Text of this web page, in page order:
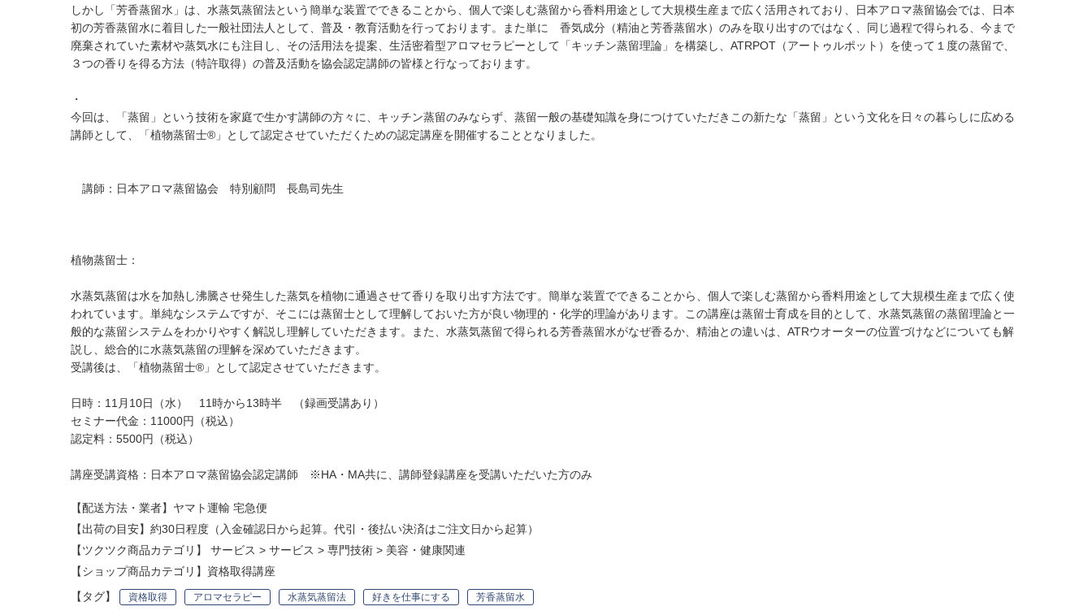
しかし「芳香蒸留水」は、水蒸気蒸留法という簡単な装置でできることから、個人で楽しむ蒸留から香料用途として大規模生産まで広く活用されており、日本アロマ蒸留協会では、日本
初の芳香蒸留水に着目した一般社団法人として、普及・教育活動を行っております。また単に 香気成分（精油と芳香蒸留水）のみを取り出すのではなく、同じ過程で得られる、今まで
廃棄されていた素材や蒸気水にも注目し、その活用法を提案、生活密着型アロマセラピーとして「キッチン蒸留理論」を構築し、ATRPOT（アートゥルポット）を使って１度の蒸留で、
３つの香りを得る方法（特許取得）の普及活動を協会認定講師の皆様と行なっております。
・
今回は、「蒸留」という技術を家庭で生かす講師の方々に、キッチン蒸留のみならず、蒸留一般の基礎知識を身につけていただきこの新たな「蒸留」という文化を日々の暮らしに広める
講師として、「植物蒸留士®︎」として認定させていただくための認定講座を開催することとなりました。
講師：日本アロマ蒸留協会 特別顧問 長島司先生
植物蒸留士：
水蒸気蒸留は水を加熱し沸騰させ発生した蒸気を植物に通過させて香りを取り出す方法です。簡単な装置でできることから、個人で楽しむ蒸留から香料用途として大規模生産まで広く使
われています。単純なシステムですが、そこには蒸留士として理解しておいた方が良い物理的・化学的理論があります。この講座は蒸留士育成を目的として、水蒸気蒸留の蒸留理論と一
般的な蒸留システムをわかりやすく解説し理解していただきます。また、水蒸気蒸留で得られる芳香蒸留水がなぜ香るか、精油との違いは、ATRウオーターの位置づけなどについても解
説し、総合的に水蒸気蒸留の理解を深めていただきます。
受講後は、「植物蒸留士®︎」として認定させていただきます。
日時：11月10日（水） 11時から13時半 （録画受講あり）
セミナー代金：11000円（税込）
認定料：5500円（税込）
講座受講資格：日本アロマ蒸留協会認定講師 ※HA・MA共に、講師登録講座を受講いただいた方のみ
【配送方法・業者】ヤマト運輸 宅急便
【出荷の目安】約30日程度（入金確認日から起算。代引・後払い決済はご注文日から起算）
【ツクツク商品カテゴリ】 サービス > サービス > 専門技術 > 美容・健康関連
【ショップ商品カテゴリ】 資格取得講座
【タグ】
資格取得 アロマセラピー 水蒸気蒸留法 好きを仕事にする 芳香蒸留水